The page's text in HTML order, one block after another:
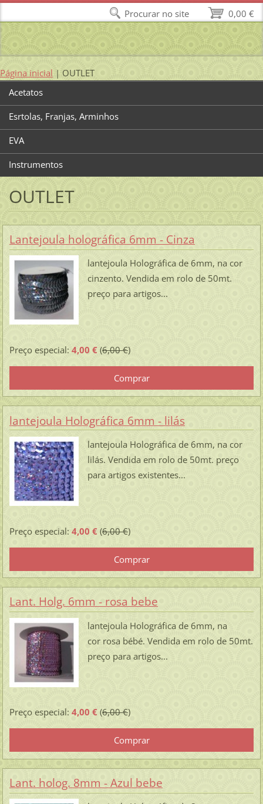
Página inicial | OUTLET
Acetatos
Esrtolas, Franjas, Arminhos
EVA
Instrumentos
OUTLET
Lantejoula holográfica 6mm - Cinza
lantejoula Holográfica de 6mm, na cor
cinzento. Vendida em rolo de 50mt.
preço para artigos...
Preço especial: 4,00 €(6,00 €)
lantejoula Holográfica 6mm - lilás
lantejoula Holográfica de 6mm, na cor
lilás. Vendida em rolo de 50mt. preço
para artigos existentes...
Preço especial: 4,00 €(6,00 €)
Lant. Holg. 6mm - rosa bebe
lantejoula Holográfica de 6mm, na
cor rosa bébé. Vendida em rolo de 50mt.
preço para artigos...
Preço especial: 4,00 €(6,00 €)
Lant. holog. 8mm - Azul bebe
0,00 €
Procurar no site